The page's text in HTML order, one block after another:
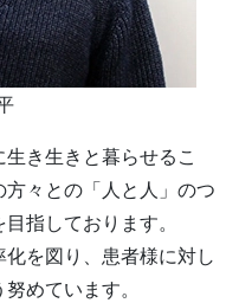
き生きと暮らせるこ
々との「人と人」のつ
指しております。
を図り、患者様に対し
めています。